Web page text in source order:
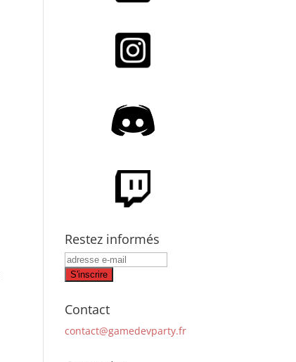
Restez informés
Contact
contact@gamedevparty.fr